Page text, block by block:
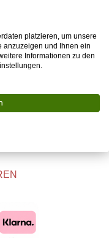
platzieren, um unsere
anzuzeigen und Ihnen ein
Informationen zu den